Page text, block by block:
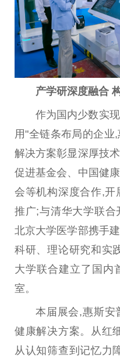
产学研深度融合
作为国内少数实
用"全链条布局的企业
解决方案彰显深厚技
促进基金会、中国健
会等机构深度合作,开
推广;与清华大学联合
北京大学医学部携手
科研、理论研究和实
大学联合建立了国内
室。
本届展会,惠斯安
健康解决方案。从红
从认知筛查到记忆力